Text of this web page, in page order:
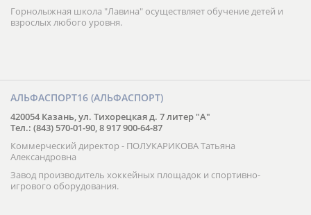
Горнолыжная школа "Лавина" осуществляет обучение детей и
взрослых любого уровня.
АЛЬФАСПОРТ16 (АЛЬФАСПОРТ)
420054 Казань, ул. Тихорецкая д. 7 литер "А"
Тел.: (843) 570-01-90, 8 917 900-64-87
Коммерческий директор - ПОЛУКАРИКОВА Татьяна
Александровна
Завод производитель хоккейных площадок и спортивно-
игрового оборудования.